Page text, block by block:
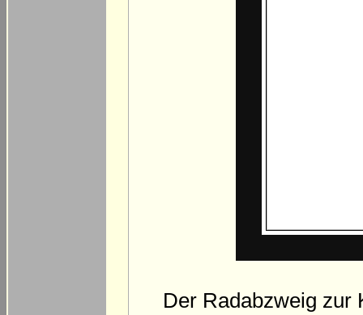
Der Radabzweig zur